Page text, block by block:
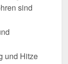
sind
und Hitze